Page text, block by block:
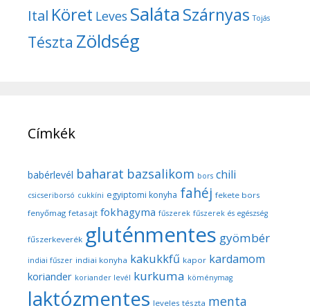
Ital Köret Leves SalátaSzárnyas Tojás
Tészta Zöldség
Címkék
babérlevél baharat bazsalikom bors chili
csicseriborsó cukkíni egyiptomi konyha fahéj fekete bors
fenyőmag fetasajt fokhagyma fűszerek fűszerek és egészség
fűszerkeverék gluténmentes gyömbér
indiai fűszer indiai konyha kakukkfű kapor kardamom
koriander koriander levél kurkuma köménymag
laktózmentes leveles tészta menta